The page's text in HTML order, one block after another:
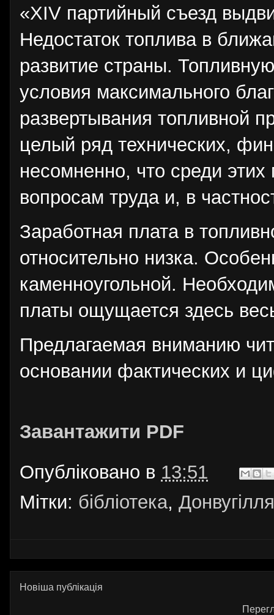
«XIV партийный съезд
Недостаток топлива в
развитие страны.
условия максимального
развертывания топливной
целый ряд технических,
несомненно, что среди
вопросам труда и, в
Заработная плата в
относительно низка.
каменноугольной.
платы ощущается здесь
Предлагаемая вниманию
основании фактических и
Завантажити PDF
Опубліковано в 13:51
Мітки: бібліотека, Донвугілля
Новіша публікація